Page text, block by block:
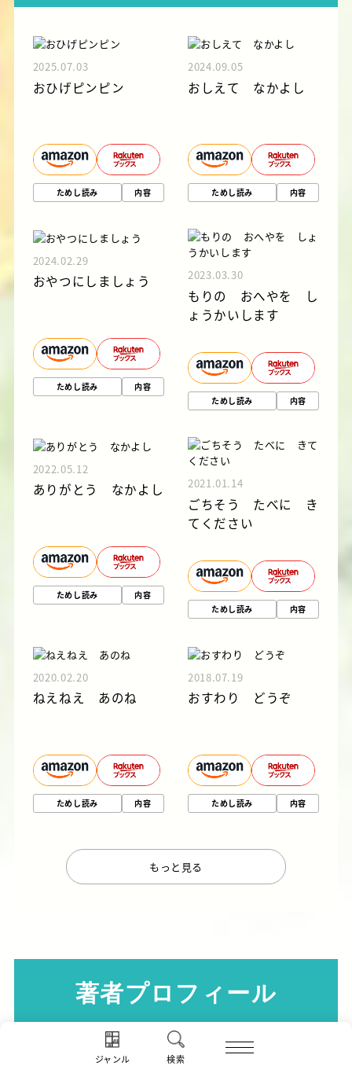
ジャンル 検索
2025.07.03
おひげピンピン
ためし読み 内容
2024.09.05
おしえて なかよし
ためし読み 内容
2024.02.29
おやつにしましょう
ためし読み 内容
2023.03.30
もりの おへやを し
ょうかいします
ためし読み 内容
2022.05.12
ありがとう なかよし
ためし読み 内容
2021.01.14
ごちそう たべに き
てください
ためし読み 内容
2020.02.20
ねえねえ あのね
ためし読み 内容
2018.07.19
おすわり どうぞ
ためし読み 内容
もっと見る
著者プロフィール